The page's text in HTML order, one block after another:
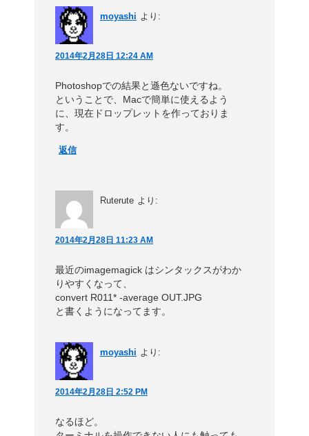
moyashi より:
2014年2月28日 12:24 AM
Photoshopでの結果と遜色ないですね。
ということで、Macで簡単に使えるよう
に、現在ドロップレットを作っておりま
す。
返信
Ruterute より:
2014年2月28日 11:23 AM
最近のimagemagick はシンタックスがわか
りやすくなって、
convert R011* -average OUT.JPG
と書くようになってます。
moyashi より:
2014年2月28日 2:52 PM
なるほど。